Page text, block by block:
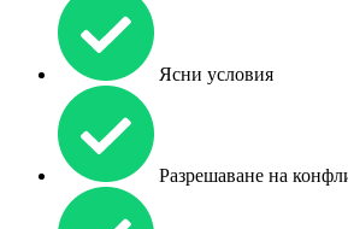
Ясни условия
Разрешаване на